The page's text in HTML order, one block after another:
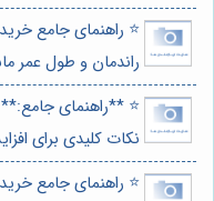
⭐️ راهنمای جامع
راندمان و طول عمر
⭐️ **راهنمای
نکات کلیدی برای
⭐️ راهنمای جامع